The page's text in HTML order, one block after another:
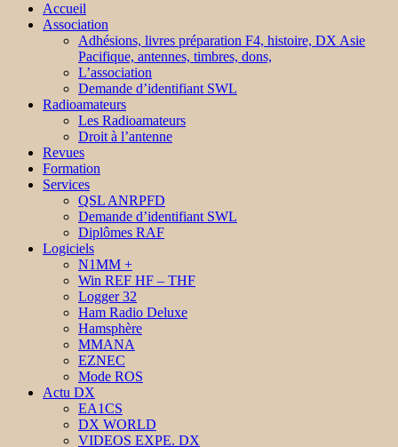
Accueil
Association
Adhésions, livres préparation F4, histoire, DX Asie
Pacifique, antennes, timbres, dons,
L’association
Demande d’identifiant SWL
Radioamateurs
Les Radioamateurs
Droit à l’antenne
Revues
Formation
Services
QSL ANRPFD
Demande d’identifiant SWL
Diplômes RAF
Logiciels
N1MM +
Win REF HF – THF
Logger 32
Ham Radio Deluxe
Hamsphère
MMANA
EZNEC
Mode ROS
Actu DX
EA1CS
DX WORLD
VIDEOS EXPE. DX